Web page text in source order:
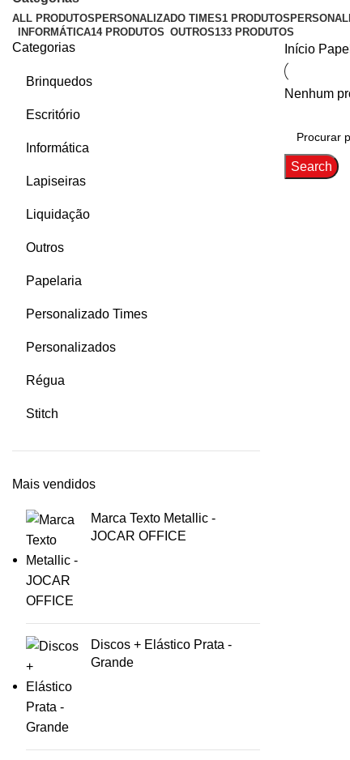
ALL PRODUTOS PERSONALIZADO TIMES1 PRODUTOS
INFORMÁTICA14 PRODUTOS OUTROS133 PRODUTOS
Categorias
Brinquedos
Escritório
Informática
Lapiseiras
Liquidação
Outros
Papelaria
Personalizado Times
Personalizados
Régua
Stitch
Mais vendidos
Marca Texto Metallic -
JOCAR OFFICE
Discos + Elástico Prata -
Grande
Início
Nenhum
Search